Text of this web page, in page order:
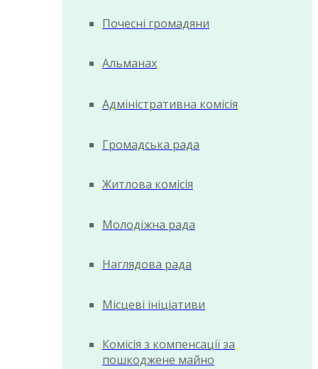
Почесні громадяни
Альманах
Адміністративна комісія
Громадська рада
Житлова комісія
Молодіжна рада
Наглядова рада
Місцеві ініціативи
Комісія з компенсації за
пошкоджене майно